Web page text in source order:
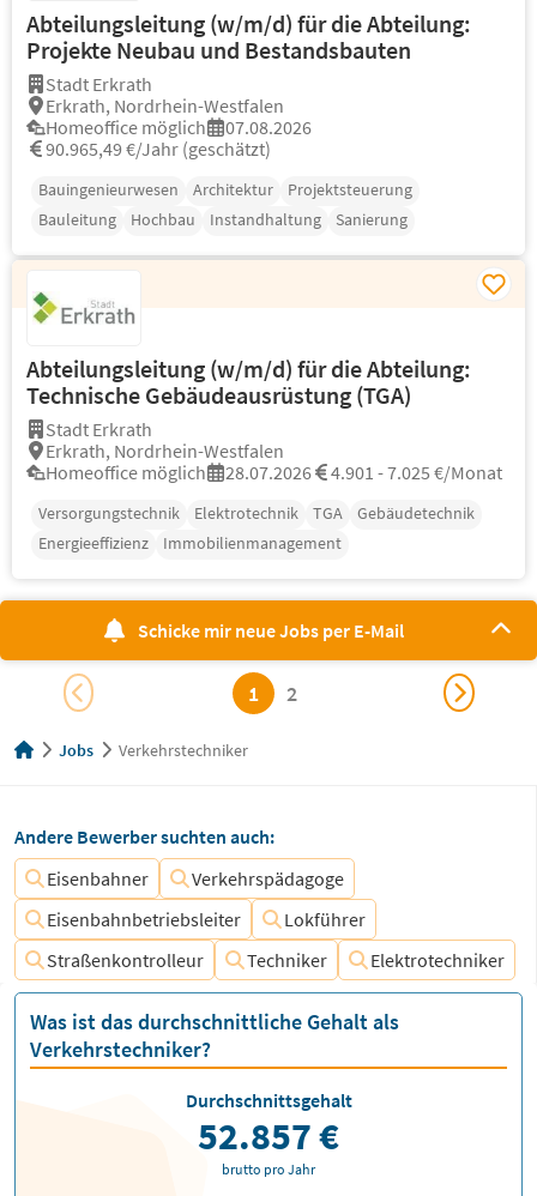
Abteilungsleitung (w/m/d) für die Abteilung:
Projekte Neubau und Bestandsbauten
Stadt Erkrath
Erkrath, Nordrhein-Westfalen
Homeoffice möglich
07.08.2026
90.965,49 €/Jahr (geschätzt)
Bauingenieurwesen Architektur
Projektsteuerung
Bauleitung
Hochbau Instandhaltung Sanierung
Abteilungsleitung (w/m/d) für die Abteilung:
Technische Gebäudeausrüstung (TGA)
Stadt Erkrath
Erkrath, Nordrhein-Westfalen
Homeoffice möglich
28.07.2026 4.901 - 7.025 €/Monat
Versorgungstechnik Elektrotechnik TGA
Gebäudetechnik
Energieeffizienz
Immobilienmanagement
Schicke mir neue Jobs per E-Mail
1 2
Jobs Verkehrstechniker
Andere Bewerber suchten auch:
Eisenbahner
Verkehrspädagoge
Eisenbahnbetriebsleiter
Lokführer
Straßenkontrolleur
Techniker Elektrotechniker
Was ist das durchschnittliche Gehalt als
Verkehrstechniker?
Durchschnittsgehalt
52.857 €
brutto pro Jahr